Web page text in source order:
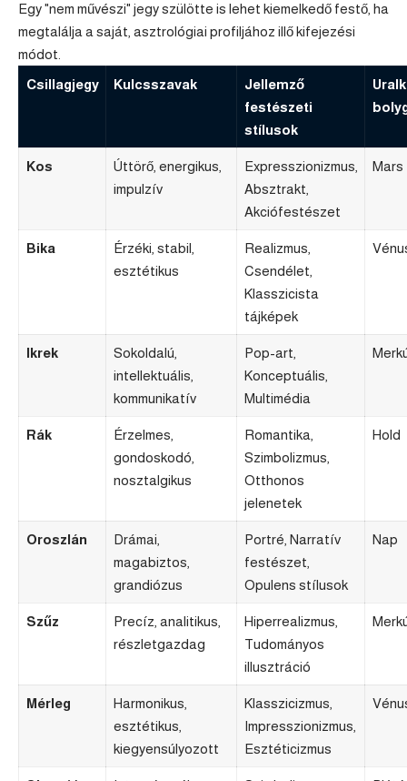
Egy "nem művészi" jegy szülötte is lehet kiemelkedő festő, ha
megtalálja a saját, asztrológiai profiljához illő kifejezési
módot.
Csillagjegy
Kulcsszavak
Jellemző
festészeti
stílusok
Kos
Úttörő, energikus,
impulzív
Expresszionizmus,
Absztrakt,
Akciófestészet
Mars
Bika
Érzéki, stabil,
esztétikus
Realizmus,
Csendélet,
Klasszicista
tájképek
Ikrek
Sokoldalú,
intellektuális,
kommunikatív
Pop-art,
Konceptuális,
Multimédia
Rák
Érzelmes,
gondoskodó,
nosztalgikus
Romantika,
Szimbolizmus,
Otthonos
jelenetek
Hold
Oroszlán
Drámai,
magabiztos,
grandiózus
Portré, Narratív
festészet,
Opulens stílusok
Nap
Szűz
Precíz, analitikus,
részletgazdag
Hiperrealizmus,
Tudományos
illusztráció
Mérleg
Harmonikus,
esztétikus,
kiegyensúlyozott
Klasszicizmus,
Impresszionizmus,
Esztéticizmus